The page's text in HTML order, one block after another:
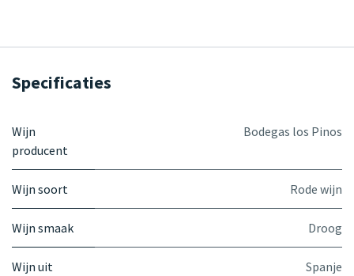
Specificaties
Wijn
producent
Bodegas los Pinos
Wijn soort Rode wijn
Wijn smaak Droog
Wijn uit
Spanje